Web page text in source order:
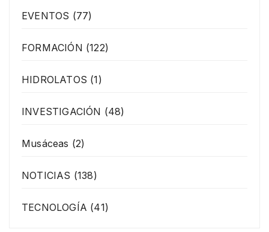
EVENTOS (77)
FORMACIÓN (122)
HIDROLATOS (1)
INVESTIGACIÓN (48)
Musáceas (2)
NOTICIAS (138)
TECNOLOGÍA (41)